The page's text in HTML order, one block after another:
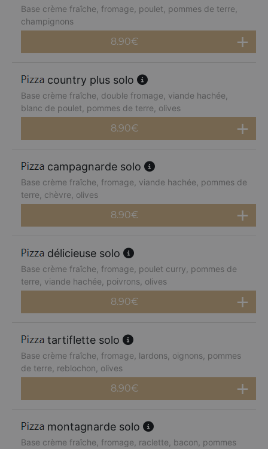
Base crème fraîche, fromage, poulet, pommes de terre,
champignons
8.90€
country plus solo
Base crème fraîche, double fromage, viande hachée,
blanc de poulet, pommes de terre, olives
8.90€
campagnarde solo
Base crème fraîche, fromage, viande hachée, pommes de
terre, chèvre, olives
8.90€
délicieuse solo
Base crème fraîche, fromage, poulet curry, pommes de
terre, viande hachée, poivrons, olives
8.90€
tartiflette solo
Base crème fraîche, fromage, lardons, oignons, pommes
de terre, reblochon, olives
8.90€
montagnarde solo
Base crème fraîche, fromage, raclette, bacon, pommes